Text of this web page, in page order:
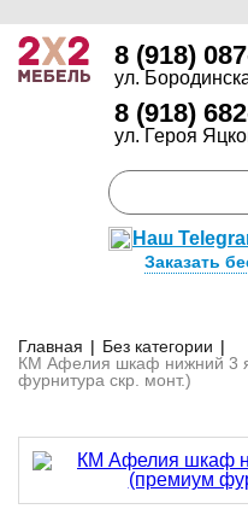
8 (918)
ул.
8 (918)
ул. Героя
Наш
Заказать
Главная | Без категории |
КМ Афелия шкаф нижний 3
фурнитура скр. монт.)